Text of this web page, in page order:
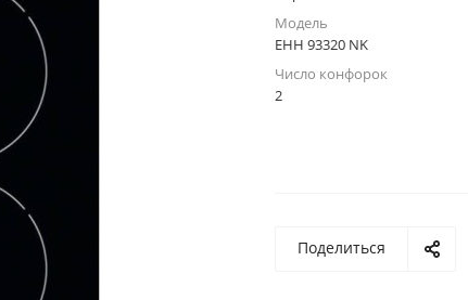
Модель
EHH 93320 NK
Число конфорок
2
Поделиться